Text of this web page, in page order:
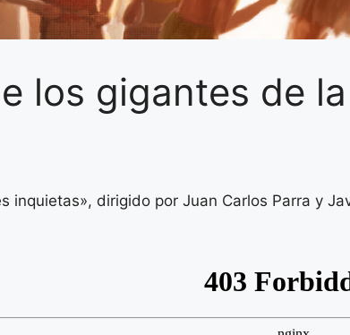
los gigantes de
inquietas», dirigido por Juan Carlos Parra y